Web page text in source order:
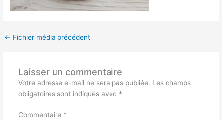
← Fichier média précédent
Laisser un commentaire
Votre adresse e-mail ne sera pas publiée. Les champs
obligatoires sont indiqués avec *
Commentaire *